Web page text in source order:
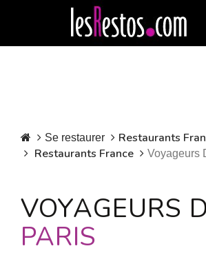
Se restaurer Restaurants
Restaurants France
Voyageurs
VOYAGEURS
PARIS